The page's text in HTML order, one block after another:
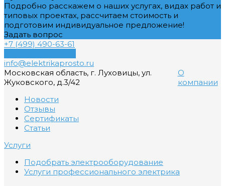
Подробно расскажем о наших услугах, видах работ и
типовых проектах, рассчитаем стоимость и
подготовим индивидуальное предложение!
Задать вопрос
+7 (499) 490-63-61
info@elektrikaprosto.ru
Московская область, г. Луховицы, ул.
Жуковского, д.3/42
О
компании
Новости
Отзывы
Сертификаты
Статьи
Услуги
Подобрать электрооборудование
Услуги профессионального электрика